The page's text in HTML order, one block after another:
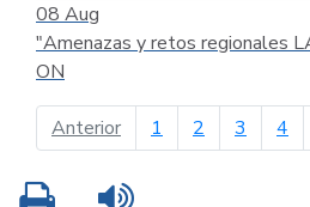
08 Aug
"Amenazas y retos regionales
ON
Anteriorpágina anterior
1 2 3 4
Imprimir